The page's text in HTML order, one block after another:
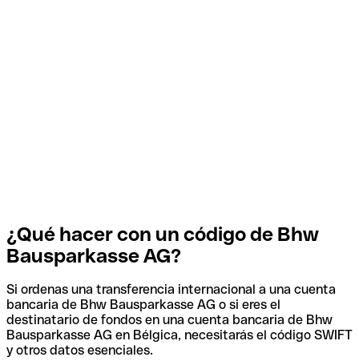
¿Qué hacer con un código de Bhw
Bausparkasse AG?
Si ordenas una transferencia internacional a una cuenta
bancaria de Bhw Bausparkasse AG o si eres el
destinatario de fondos en una cuenta bancaria de Bhw
Bausparkasse AG en Bélgica, necesitarás el código SWIFT
y otros datos esenciales.